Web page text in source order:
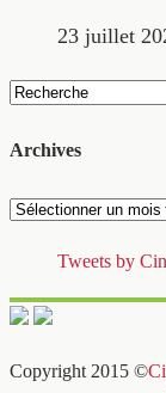
23 juillet
Archives
Archives
Tweets by
Copyright 2015 ©